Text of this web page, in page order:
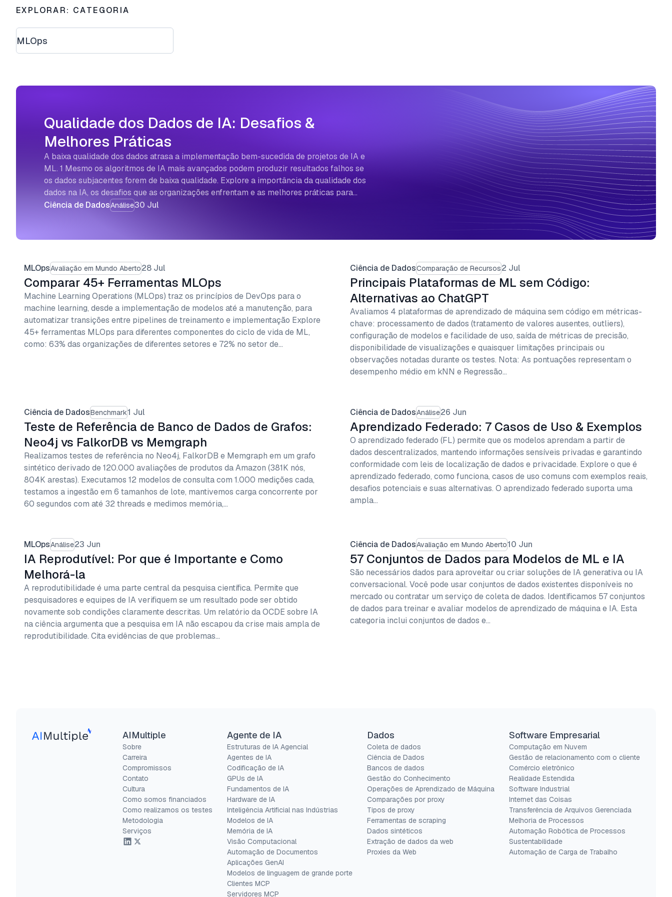
EXPLORAR: CATEGORIA
MLOps
Qualidade dos Dados de IA: Desafios &
Melhores Práticas
Ciência de DadosAnálise30 Jul
A baixa qualidade dos dados atrasa a implementação bem-sucedida de projetos de IA e
ML. 1 Mesmo os algoritmos de IA mais avançados podem produzir resultados falhos se
os dados subjacentes forem de baixa qualidade. Explore a importância da qualidade dos
dados na IA, os desafios que as organizações enfrentam e as melhores práticas para…
MLOpsAvaliação em Mundo Aberto28 Jul
Comparar 45+ Ferramentas MLOps
Machine Learning Operations (MLOps) traz os princípios de DevOps para o
machine learning, desde a implementação de modelos até a manutenção, para
automatizar transições entre pipelines de treinamento e implementação Explore
45+ ferramentas MLOps para diferentes componentes do ciclo de vida de ML,
como: 63% das organizações de diferentes setores e 72% no setor de…
Ciência de DadosComparação de Recursos2 Jul
Principais Plataformas de ML sem Código:
Alternativas ao ChatGPT
Avaliamos 4 plataformas de aprendizado de máquina sem código em métricas-
chave: processamento de dados (tratamento de valores ausentes, outliers),
configuração de modelos e facilidade de uso, saída de métricas de precisão,
disponibilidade de visualizações e quaisquer limitações principais ou
observações notadas durante os testes. Nota: As pontuações representam o
desempenho médio em kNN e Regressão…
Ciência de DadosBenchmark1 Jul
Teste de Referência de Banco de Dados de Grafos:
Neo4j vs FalkorDB vs Memgraph
Realizamos testes de referência no Neo4j, FalkorDB e Memgraph em um grafo
sintético derivado de 120.000 avaliações de produtos da Amazon (381K nós,
804K arestas). Executamos 12 modelos de consulta com 1.000 medições cada,
testamos a ingestão em 6 tamanhos de lote, mantivemos carga concorrente por
60 segundos com até 32 threads e medimos memória,…
Ciência de DadosAnálise26 Jun
Aprendizado Federado: 7 Casos de Uso & Exemplos
O aprendizado federado (FL) permite que os modelos aprendam a partir de
dados descentralizados, mantendo informações sensíveis privadas e garantindo
conformidade com leis de localização de dados e privacidade. Explore o que é
aprendizado federado, como funciona, casos de uso comuns com exemplos reais,
desafios potenciais e suas alternativas. O aprendizado federado suporta uma
ampla…
MLOpsAnálise23 Jun
IA Reprodutível: Por que é Importante e Como
Melhorá-la
A reprodutibilidade é uma parte central da pesquisa científica. Permite que
pesquisadores e equipes de IA verifiquem se um resultado pode ser obtido
novamente sob condições claramente descritas. Um relatório da OCDE sobre IA
na ciência argumenta que a pesquisa em IA não escapou da crise mais ampla de
reprodutibilidade. Cita evidências de que problemas…
Ciência de DadosAvaliação em Mundo Aberto10 Jun
57 Conjuntos de Dados para Modelos de ML e IA
São necessários dados para aproveitar ou criar soluções de IA generativa ou IA
conversacional. Você pode usar conjuntos de dados existentes disponíveis no
mercado ou contratar um serviço de coleta de dados. Identificamos 57 conjuntos
de dados para treinar e avaliar modelos de aprendizado de máquina e IA. Esta
categoria inclui conjuntos de dados e…
AIMultiple
Sobre
Carreira
Compromissos
Contato
Cultura
Como somos financiados
Como realizamos os testes
Metodologia
Serviços
Agente de IA
Estruturas de IA Agencial
Agentes de IA
Codificação de IA
GPUs de IA
Fundamentos de IA
Hardware de IA
Inteligência Artificial nas Indústrias
Modelos de IA
Memória de IA
Visão Computacional
Automação de Documentos
Aplicações GenAI
Modelos de linguagem de grande porte
Clientes MCP
Servidores MCP
Dados
Coleta de dados
Ciência de Dados
Bancos de dados
Gestão do Conhecimento
Operações de Aprendizado de Máquina
Comparações por proxy
Tipos de proxy
Ferramentas de scraping
Dados sintéticos
Extração de dados da web
Proxies da Web
Software Empresarial
Computação em Nuvem
Gestão de relacionamento com o cliente
Comércio eletrônico
Realidade Estendida
Software Industrial
Internet das Coisas
Transferência de Arquivos Gerenciada
Melhoria de Processos
Automação Robótica de Processos
Sustentabilidade
Automação de Carga de Trabalho